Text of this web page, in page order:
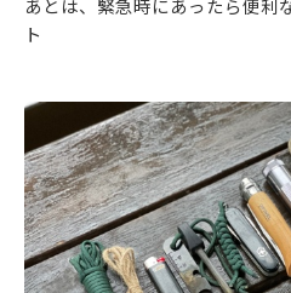
あとは、緊急時にあったら便利
ト